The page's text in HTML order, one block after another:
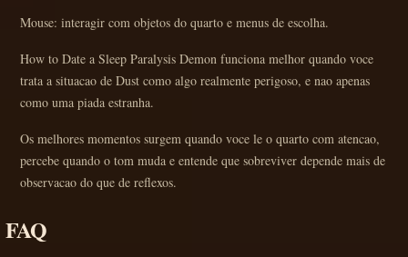
Mouse: interagir com objetos do quarto e menus de escolha.
How to Date a Sleep Paralysis Demon funciona melhor quando voce
trata a situacao de Dust como algo realmente perigoso, e nao apenas
como uma piada estranha.
Os melhores momentos surgem quando voce le o quarto com atencao,
percebe quando o tom muda e entende que sobreviver depende mais de
observacao do que de reflexos.
FAQ